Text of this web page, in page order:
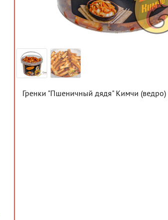
Гренки "Пшеничный дядя" Кимчи (ведро)